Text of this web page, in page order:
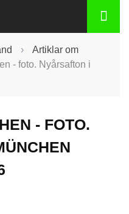
›
Artiklar om
- foto. Nyårsafton i
- FOTO.